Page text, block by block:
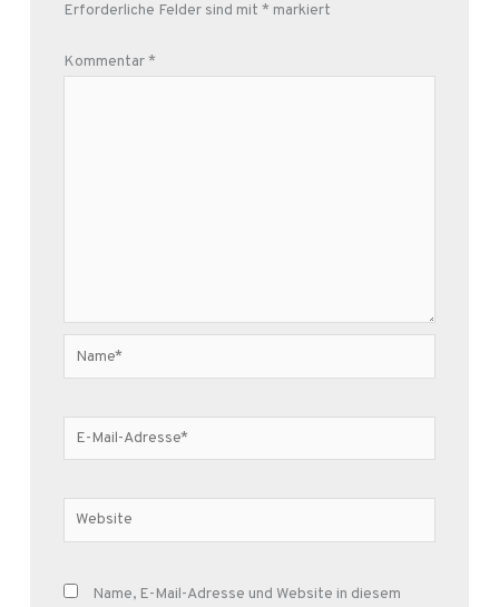
Erforderliche Felder sind mit * markiert
Kommentar*
Name*
E-
Mail-
Website
Name, E-Mail-Adresse und Website in diesem